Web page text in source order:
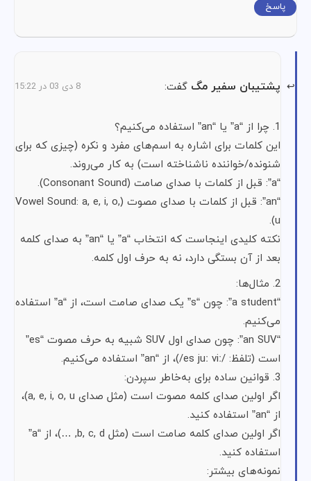
پاسخ
پشتیبان سفیر مگ گفت: 8 دی 03 در 15:22
1. چرا از “a” یا “an” استفاده می‌کنیم؟
این کلمات برای اشاره به اسم‌های مفرد و نکره (چیزی که برای
شنونده/خواننده ناشناخته است) به کار می‌روند.
“a”: قبل از کلمات با صدای صامت (Consonant Sound).
“an”: قبل از کلمات با صدای مصوت (Vowel Sound: a, e, i, o,
u).
نکته کلیدی اینجاست که انتخاب “a” یا “an” به صدای کلمه
بعد از آن بستگی دارد، نه به حرف اول کلمه.
2. مثال‌ها:
“a student”: چون “s” یک صدای صامت است، از “a” استفاده
می‌کنیم.
“an SUV”: چون صدای اول SUV شبیه به حرف مصوت “es”
است (تلفظ: /es juː viː/)، از “an” استفاده می‌کنیم.
3. قوانین ساده برای به‌خاطر سپردن:
اگر اولین صدای کلمه مصوت است (مثل صدای a, e, i, o, u)،
از “an” استفاده کنید.
اگر اولین صدای کلمه صامت است (مثل b, c, d, …)، از “a”
استفاده کنید.
نمونه‌های بیشتر: